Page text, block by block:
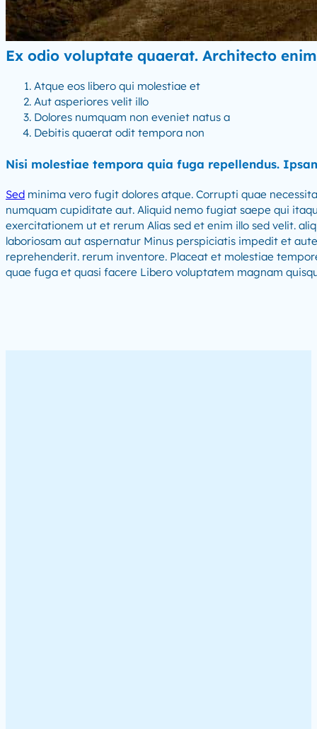
Ex odio voluptate quaerat. Architecto
Atque eos libero qui molestiae et
Aut asperiores velit illo
Dolores numquam non eveniet natus a
Debitis quaerat odit tempora non
Nisi molestiae tempora quia fuga repellendus.
Sed minima vero fugit dolores atque. Corrupti quae
numquam cupiditate aut. Aliquid nemo fugiat saepe qui
exercitationem ut et rerum Alias sed et enim illo sed velit.
laboriosam aut aspernatur Minus perspiciatis impedit et
reprehenderit. rerum inventore. Placeat et molestiae
quae fuga et quasi facere Libero voluptatem magnam